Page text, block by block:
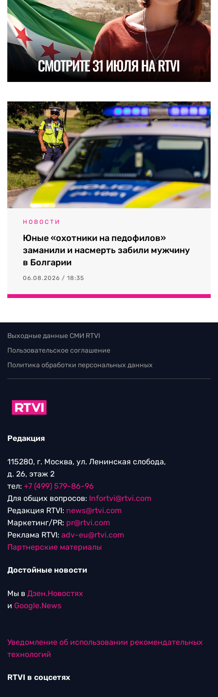
НОВОСТИ
Юные «охотники на педофилов»
заманили и насмерть забили мужчину
в Болгарии
06.08.2026 / 18:35
Выходные данные СМИ RTVI
Пользовательское соглашение
Политика обработки персональных данных
Редакция
115280, г. Москва, ул. Ленинская слобода,
д. 26, этаж 2
тел: +7 (499) 579-86-96
Для общих вопросов: Infortvi@rtvi.com
Редакция RTVI: news@rtvi.com
Маркетинг/PR: pr@rtvi.com
Реклама RTVI: adv-eu@rtvi.com
Партнерские материалы
Достойные новости
Мы в Дзен.Новостях
и Google.News
Уведомление об использовании рекомендательных
технологий
RTVI в соцсетях